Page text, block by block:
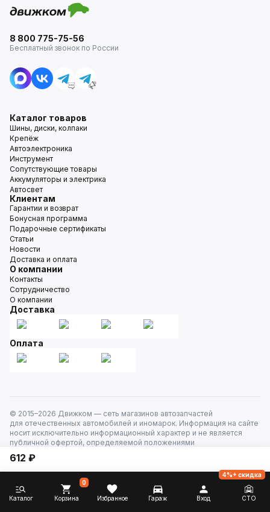
612 ₽
8 800 775-75-56
Бесплатный звонок по России
Каталог товаров
Шины, диски, колпаки
Крепёж
Автоэлектроника
Инструмент
Сопутствующие товары
Аккумуляторы и электрика
Автосвет
Клиентам
Гарантии и возврат
Бонусная программа
Подарочные сертификаты
Статьи
Новости
Доставка и оплата
О компании
Контакты
Сотрудничество
О компании
Доставка
Оплата
© 2015–2026 Движком — сеть магазинов автозапчастей
для отечественных автомобилей и иномарок. Информация на сайте
носит исключительно информационный характер и не является
публичной офертой, определяемой положениями
Каталог Корзина
0
Избранное Гараж Вход СТО
4%+ скидка